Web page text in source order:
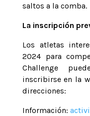
saltos a la comba.
La inscripción
Los atletas
2024 para
Challenge
inscribirse en la
direcciones:
Información: